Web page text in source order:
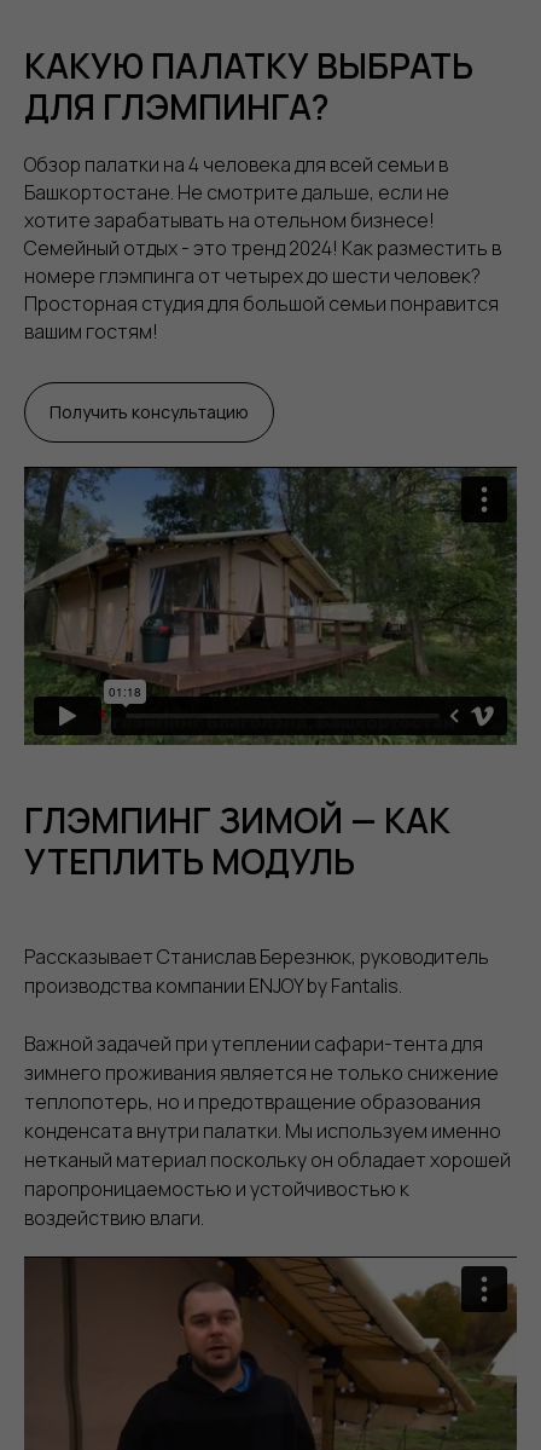
КАКУЮ ПАЛАТКУ ВЫБРАТЬ
ДЛЯ ГЛЭМПИНГА?
Обзор палатки на 4 человека для всей семьи в
Башкортостане. Не смотрите дальше, если не
хотите зарабатывать на отельном бизнесе!
Семейный отдых - это тренд 2024! Как разместить в
номере глэмпинга от четырех до шести человек?
Просторная студия для большой семьи понравится
вашим гостям!
Получить консультацию
ГЛЭМПИНГ ЗИМОЙ — КАК
УТЕПЛИТЬ МОДУЛЬ
Рассказывает Станислав Березнюк, руководитель
производства компании ENJOY by Fantalis.
Важной задачей при утеплении сафари-тента для
зимнего проживания является не только снижение
теплопотерь, но и предотвращение образования
конденсата внутри палатки. Мы используем именно
нетканый материал поскольку он обладает хорошей
паропроницаемостью и устойчивостью к
воздействию влаги.